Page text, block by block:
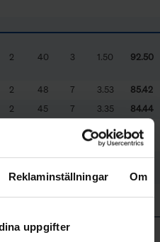
Reklaminställningar Om
uppgifter
2 40 3 1.50 92.50
2 48 7 3.53
85.42
2 45 7 3.35
84.44
5.64 84.00
2 52 10 4.92 80.77
GoalAgainstA